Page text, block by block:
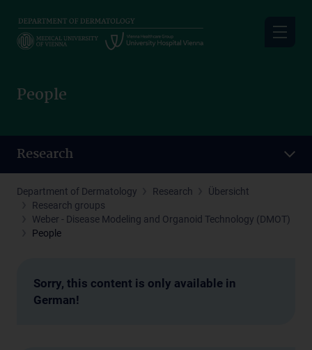
main
People
Research
Department of Dermatology Research
Übersicht
Research groups
Weber - Disease Modeling and Organoid Technology (DMOT)
People
Sorry, this content is only available in
German!